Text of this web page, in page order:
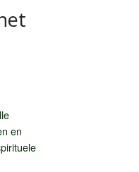
en